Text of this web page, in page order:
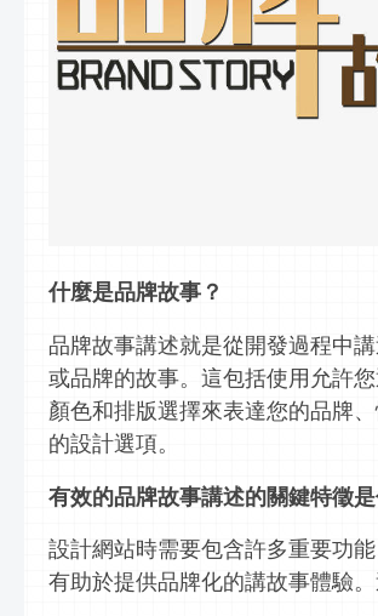
什麼是品牌故事？
品牌故事講述就是從開發過程中
或品牌的故事。這包括使用允許您
顏色和排版選擇來表達您的品牌
的設計選項。
有效的品牌故事講述的關鍵特徵是
設計網站時需要包含許多重要功
有助於提供品牌化的講故事體驗。